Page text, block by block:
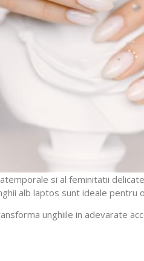
si al feminitatii
alb laptos sunt ideale pentru
unghiile in adevarate